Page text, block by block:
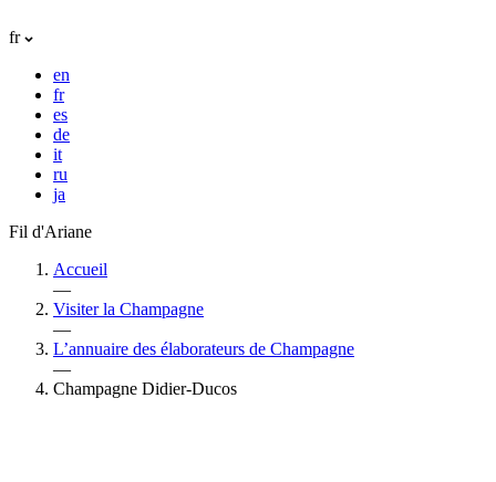
fr
en
fr
es
de
it
ru
ja
Fil d'Ariane
Accueil
—
Visiter la Champagne
—
L’annuaire des élaborateurs de Champagne
—
Champagne Didier-Ducos